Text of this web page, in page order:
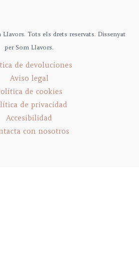
Tots els drets reservats. Dissenyat
per Som Llavors.
de devoluciones
Aviso legal
de cookies
de privacidad
Accesibilidad
con nosotros